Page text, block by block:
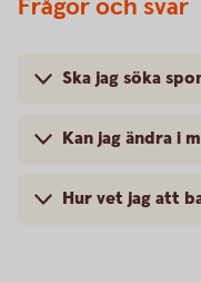
Frågor och svar
Ska jag söka
Kan jag ändra i
Hur vet jag att